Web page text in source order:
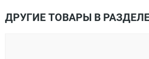
ДРУГИЕ ТОВАРЫ В